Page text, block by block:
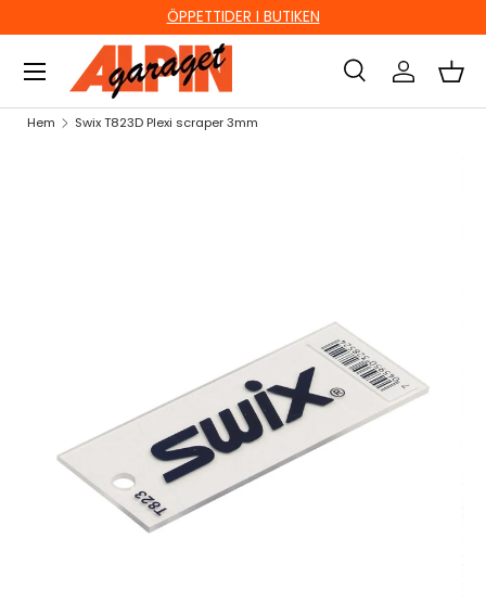
HOPPA TILL INNEHÅLL
ÖPPETTIDER I BUTIKEN
Sök
Sök
Sök Logga inKorg
Hem Swix T823D Plexi scraper 3mm